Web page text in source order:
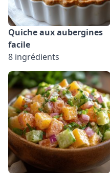
Quiche aux aubergines
facile
8 ingrédients